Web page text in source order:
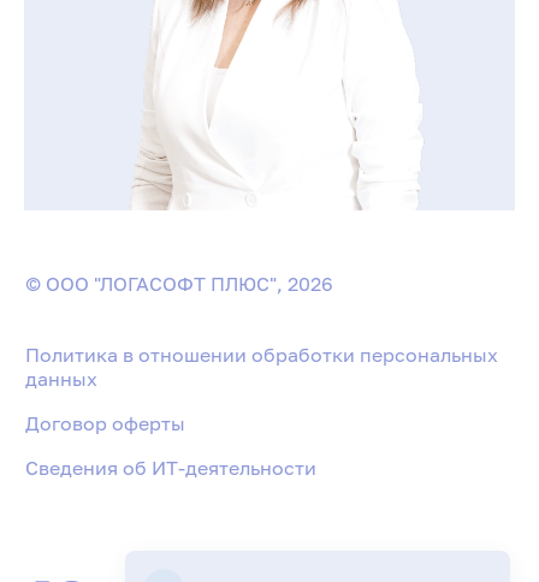
© ООО "ЛОГАСОФТ ПЛЮС", 2026
Политика в отношении обработки персональных
данных
Договор оферты
Сведения об ИТ-деятельности